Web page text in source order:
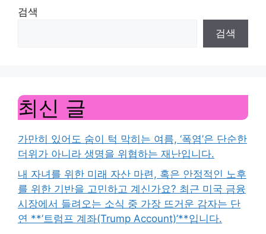
검색
검색
최신 글
가만히 있어도 숨이 턱 막히는 여름, ‘폭염’은 단순한
더위가 아니라 생명을 위협하는 재난입니다.
내 자녀를 위한 미래 자산 마련, 혹은 안정적인 노후
를 위한 기반을 고민하고 계신가요? 최근 미국 금융
시장에서 들려오는 소식 중 가장 뜨거운 감자는 단
연 **’트럼프 계좌(Trump Account)’**입니다.